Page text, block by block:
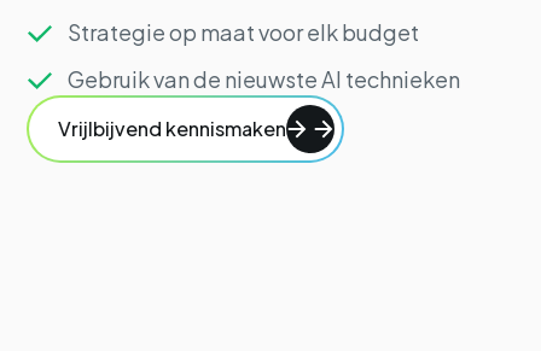
Strategie op maat voor elk budget
Gebruik van de nieuwste AI technieken
Vrijlbijvend kennismaken